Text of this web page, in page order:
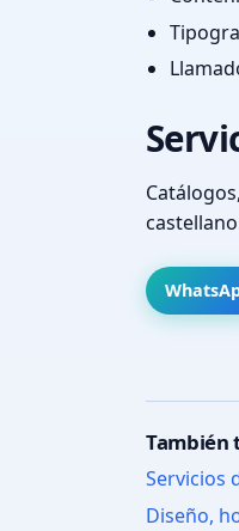
También
Servicios
Diseño,